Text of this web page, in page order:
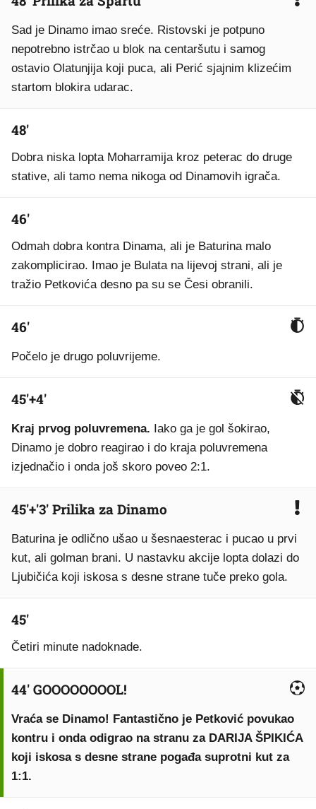
Sad je Dinamo imao sreće. Ristovski je potpuno
nepotrebno istrčao u blok na centaršutu i samog
ostavio Olatunjija koji puca, ali Perić sjajnim klizećim
startom blokira udarac.
48'
Dobra niska lopta Moharramija kroz peterac do druge
stative, ali tamo nema nikoga od Dinamovih igrača.
46'
Odmah dobra kontra Dinama, ali je Baturina malo
zakomplicirao. Imao je Bulata na lijevoj strani, ali je
tražio Petkovića desno pa su se Česi obranili.
46'
Počelo je drugo poluvrijeme.
45'+4'
Kraj prvog poluvremena. Iako ga je gol šokirao,
Dinamo je dobro reagirao i do kraja poluvremena
izjednačio i onda još skoro poveo 2:1.
45'+'3' Prilika za Dinamo
Baturina je odlično ušao u šesnaesterac i pucao u prvi
kut, ali golman brani. U nastavku akcije lopta dolazi do
Ljubičića koji iskosa s desne strane tuče preko gola.
45'
Četiri minute nadoknade.
44' GOOOOOOOOL!
Vraća se Dinamo! Fantastično je Petković povukao
kontru i onda odigrao na stranu za DARIJA ŠPIKIĆA
koji iskosa s desne strane pogađa suprotni kut za
1:1.